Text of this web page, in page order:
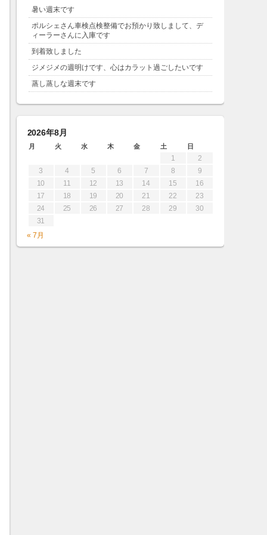
暑い週末です
ポルシェさん車検点検整備でお預かり致しまして、デ
ィーラーさんに入庫です
到着致しました
ジメジメの週明けです、心はカラット過ごしたいです
蒸し蒸しな週末です
2026年8月
月 火 水 木 金 土 日
1
2
3
4 5 6 7 8
9
10
11 12 13 14 15
16
17
18 19 20 21 22
23
24
25 26 27 28 29
30
31
« 7月